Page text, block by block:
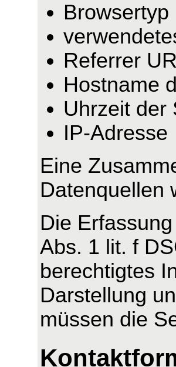
Referrer
Hostname
Uhrzeit der
IP-Adresse
Eine
Datenquellen
Die
Abs. 1 lit. f
berechtigtes
Darstellung
müssen die